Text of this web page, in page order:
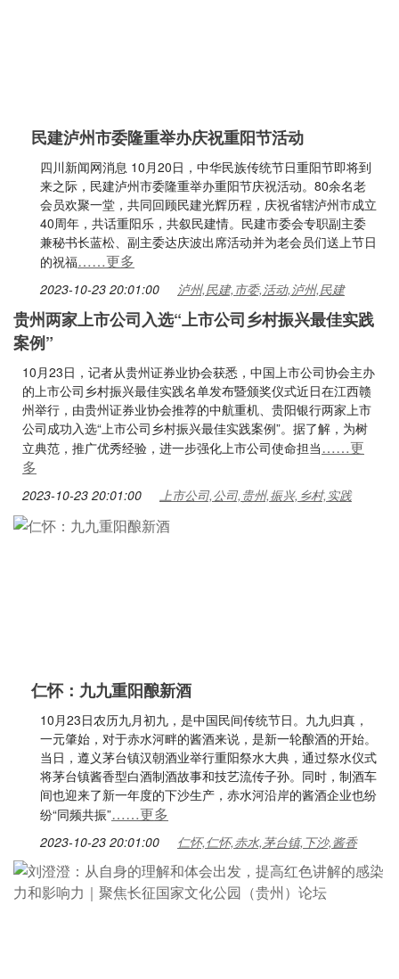
民建泸州市委隆重举办庆祝重阳节活动
四川新闻网消息 10月20日，中华民族传统节日重阳节即将到
来之际，民建泸州市委隆重举办重阳节庆祝活动。80余名老
会员欢聚一堂，共同回顾民建光辉历程，庆祝省辖泸州市成立
40周年，共话重阳乐，共叙民建情。民建市委会专职副主委
兼秘书长蓝松、副主委达庆波出席活动并为老会员们送上节日
的祝福……更多
2023-10-23 20:01:00 泸州,民建,市委,活动,泸州,民建
贵州两家上市公司入选“上市公司乡村振兴最佳实践
案例”
10月23日，记者从贵州证券业协会获悉，中国上市公司协会主办
的上市公司乡村振兴最佳实践名单发布暨颁奖仪式近日在江西赣
州举行，由贵州证券业协会推荐的中航重机、贵阳银行两家上市
公司成功入选“上市公司乡村振兴最佳实践案例”。据了解，为树
立典范，推广优秀经验，进一步强化上市公司使命担当……更
多
2023-10-23 20:01:00 上市公司,公司,贵州,振兴,乡村,实践
仁怀：九九重阳酿新酒
10月23日农历九月初九，是中国民间传统节日。九九归真，
一元肇始，对于赤水河畔的酱酒来说，是新一轮酿酒的开始。
当日，遵义茅台镇汉朝酒业举行重阳祭水大典，通过祭水仪式
将茅台镇酱香型白酒制酒故事和技艺流传子孙。同时，制酒车
间也迎来了新一年度的下沙生产，赤水河沿岸的酱酒企业也纷
纷“同频共振”……更多
2023-10-23 20:01:00 仁怀,仁怀,赤水,茅台镇,下沙,酱香